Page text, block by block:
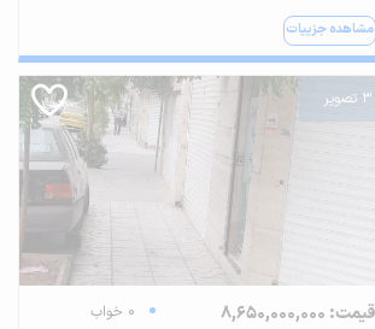
مشاهده جزییات
3 تصویر
قیمت: 8,650,000,000
0 خواب